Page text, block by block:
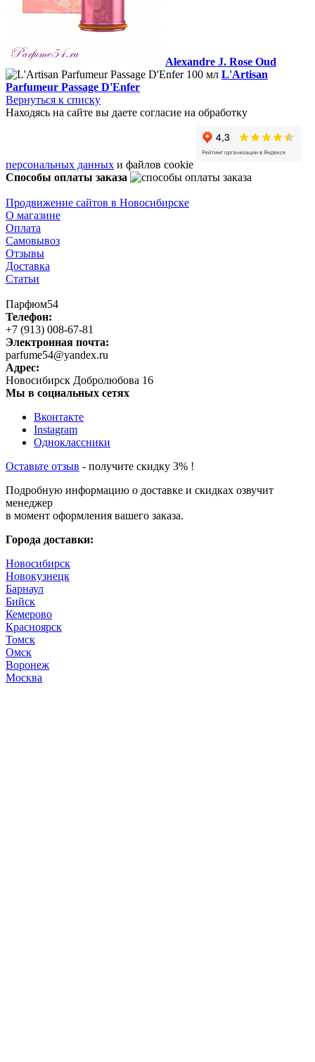
Alexandre J. Rose Oud
L'Artisan
Parfumeur Passage D'Enfer
Вернуться к списку
Находясь на сайте вы даете согласие на обработку
персональных данных и файлов cookie
Способы оплаты заказа
Продвижение сайтов в Новосибирске
О магазине
Оплата
Самовывоз
Отзывы
Доставка
Статьи
Парфюм54
Телефон:
+7 (913) 008-67-81
Электронная почта:
parfume54@yandex.ru
Адрес:
Новосибирск Добролюбова 16
Мы в социальных сетях
Вконтакте
Instagram
Одноклассники
Оставьте отзыв - получите скидку 3% !
Подробную информацию о доставке и скидках озвучит
менеджер
в момент оформления вашего заказа.
Города доставки:
Новосибирск
Новокузнецк
Барнаул
Бийск
Кемерово
Красноярск
Томск
Омск
Воронеж
Москва